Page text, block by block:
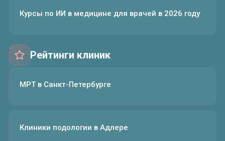
Курсы по ИИ в медицине для врачей в 2026 году
Рейтинги клиник
МРТ в Санкт-Петербурге
Клиники подологии в Адлере